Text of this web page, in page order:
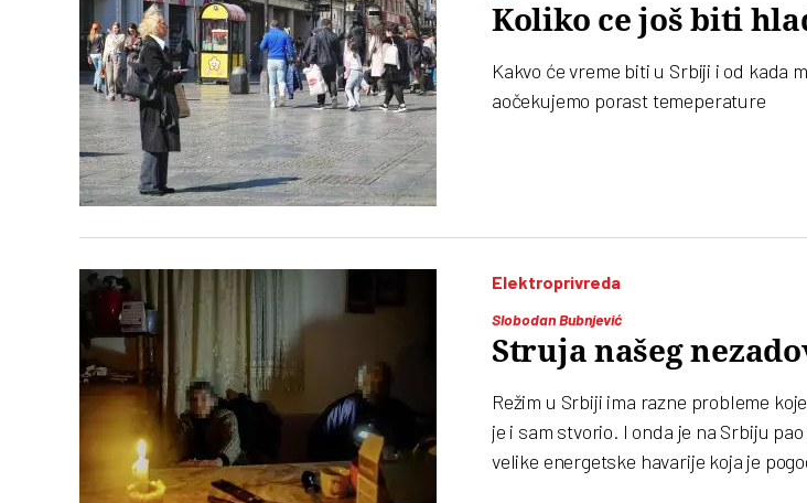
Koliko ce još biti
Kakvo će vreme biti u Srbiji i od kada
aočekujemo porast temeperature
Elektroprivreda
Slobodan Bubnjević
Struja našeg
Režim u Srbiji ima razne probleme
je i sam stvorio. I onda je na Srbiju
velike energetske havarije koja je